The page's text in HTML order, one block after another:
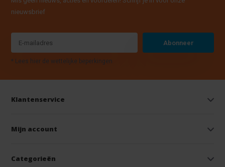
nieuwsbrief
Abonneer
* Lees hier de wettelijke beperkingen
Klantenservice
Mijn account
Categorieën